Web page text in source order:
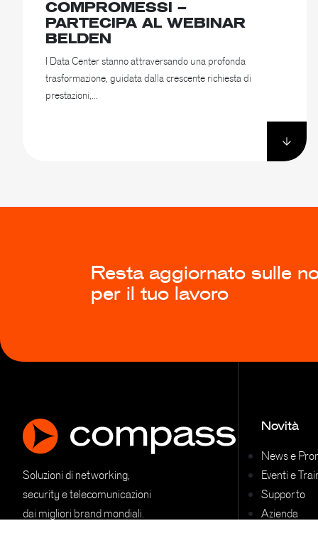
COMPROMESSI –
PARTECIPA AL WEBINAR
BELDEN
I Data Center stanno attraversando una profonda
trasformazione, guidata dalla crescente richiesta di
prestazioni,...
Resta aggiornato sulle
per il tuo lavoro
Soluzioni di networking,
security e telecomunicazioni
dai migliori brand mondiali.
Novità
News e
Eventi e
Supporto
Azienda